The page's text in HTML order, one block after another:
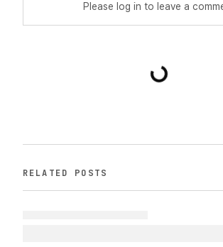
Please log in to leave a
RELATED POSTS